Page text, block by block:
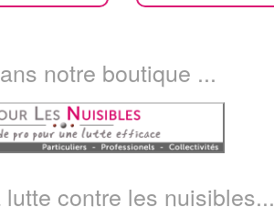
notre boutique ...
contre les nuisibles...